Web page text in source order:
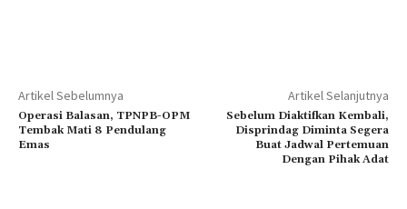
Artikel Sebelumnya
Operasi Balasan, TPNPB-OPM
Tembak Mati 8 Pendulang
Emas
Artikel Selanjutnya
Sebelum Diaktifkan Kembali,
Disprindag Diminta Segera
Buat Jadwal Pertemuan
Dengan Pihak Adat